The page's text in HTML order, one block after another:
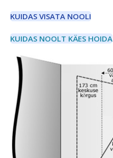
KUIDAS VISATA NOOLI
KUIDAS NOOLT KÄES HOIDA